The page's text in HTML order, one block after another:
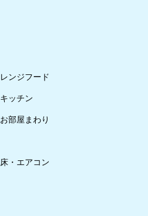
レンジフード
キッチン
お部屋まわり
床・エアコン